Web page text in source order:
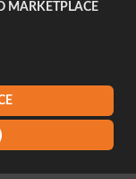
MARKETPLACE